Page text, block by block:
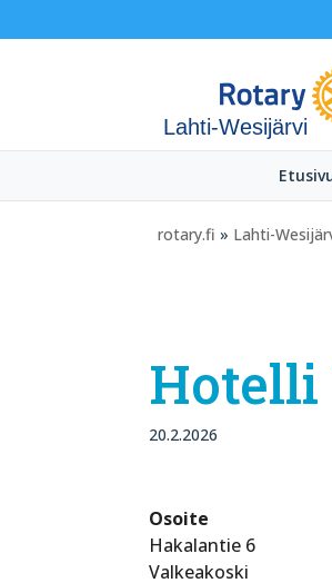
Lahti-Wesijärvi
rotary.fi » Lahti-
20.2.2026
Osoite
Hakalantie 6
Valkeakoski